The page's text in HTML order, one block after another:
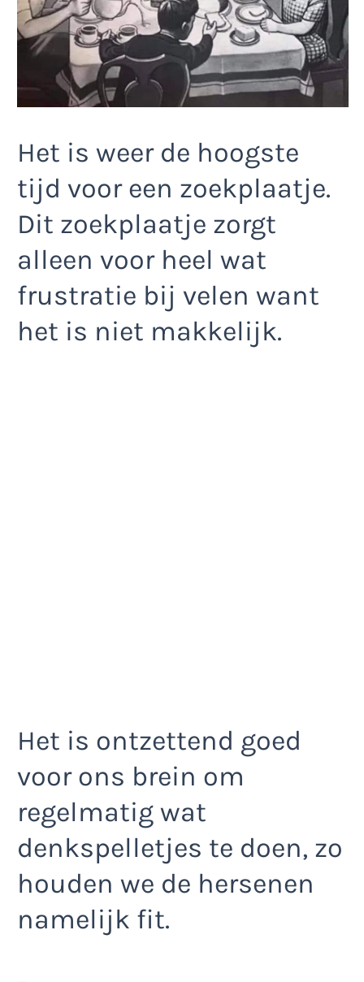
Het is weer de hoogste
tijd voor een zoekplaatje.
Dit zoekplaatje zorgt
alleen voor heel wat
frustratie bij velen want
het is niet makkelijk.
Het is ontzettend goed
voor ons brein om
regelmatig wat
denkspelletjes te doen, zo
houden we de hersenen
namelijk fit.